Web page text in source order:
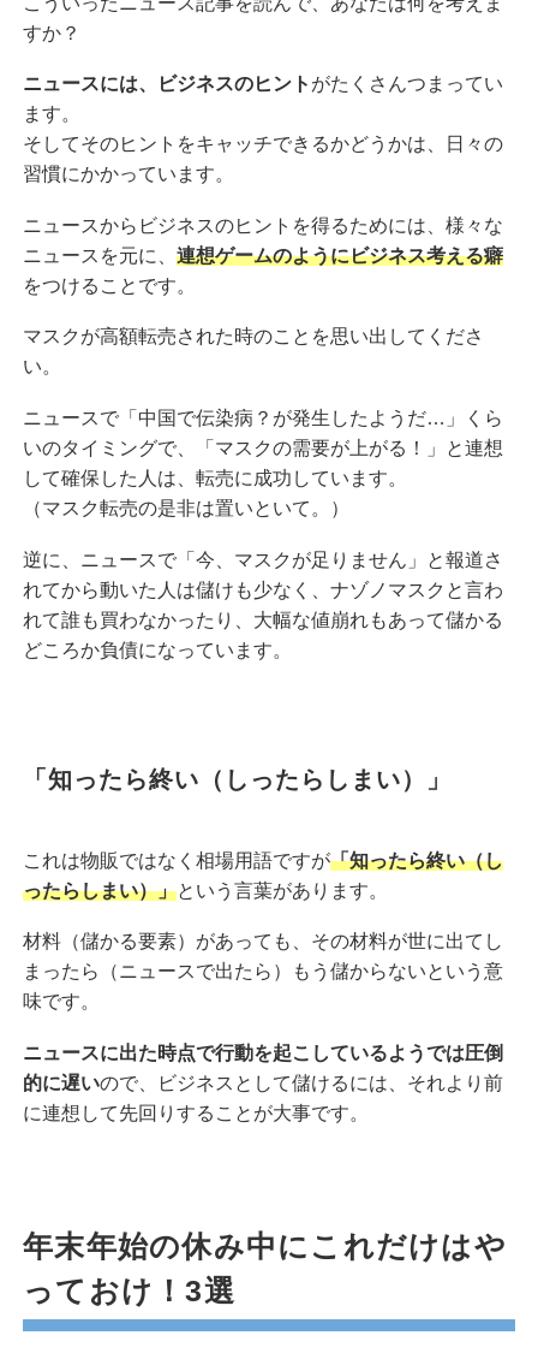
すか？
ニュースには、ビジネスのヒント がたくさんつまってい
ます。
そしてそのヒントをキャッチできるかどうかは、日々の
習慣にかかっています。
ニュースからビジネスのヒントを得るためには、様々な
ニュースを元に、 連想ゲームのようにビジネス考える癖
をつけることです。
マスクが高額転売された時のことを思い出してくださ
い。
ニュースで「中国で伝染病？が発生したようだ…」くら
いのタイミングで、「マスクの需要が上がる！」と連想
して確保した人は、転売に成功しています。
（マスク転売の是非は置いといて。）
逆に、ニュースで「今、マスクが足りません」と報道さ
れてから動いた人は儲けも少なく、ナゾノマスクと言わ
れて誰も買わなかったり、大幅な値崩れもあって儲かる
どころか負債になっています。
「知ったら終い（しったらしまい）」
これは物販ではなく相場用語ですが「知ったら終い（し
ったらしまい）」という言葉があります。
材料（儲かる要素）があっても、その材料が世に出てし
まったら（ニュースで出たら）もう儲からないという意
味です。
ニュースに出た時点で行動を起こしているようでは圧倒
的に遅いので、ビジネスとして儲けるには、それより前
に連想して先回りすることが大事です。
年末年始の休み中にこれだけはや
っておけ！3選